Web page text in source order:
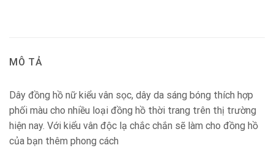
MÔ TẢ
Dây đồng hồ nữ kiểu vân sọc, dây da sáng bóng thích hợp
phối màu cho nhiều loại đồng hồ thời trang trên thị trường
hiện nay. Với kiểu vân độc lạ chắc chắn sẽ làm cho đồng hồ
của bạn thêm phong cách